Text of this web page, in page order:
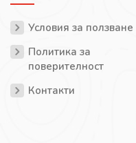
Условия за ползване
Политика за
поверителност
Контакти